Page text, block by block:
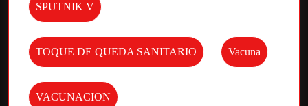
SPUTNIK V
TOQUE DE QUEDA SANITARIO Vacuna
VACUNACION